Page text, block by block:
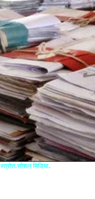
स्त्रोत.सोशल मिडिया.